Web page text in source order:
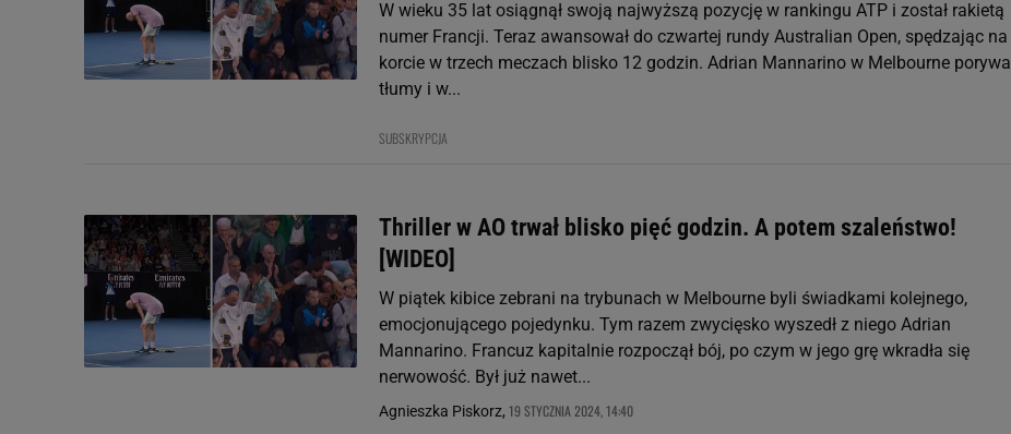
W wieku 35 lat osiągnął swoją najwyższą pozycję w rankingu ATP i został rakietą
numer Francji. Teraz awansował do czwartej rundy Australian Open, spędzając na
korcie w trzech meczach blisko 12 godzin. Adrian Mannarino w Melbourne porywa
tłumy i w...
SUBSKRYPCJA
Thriller w AO trwał blisko pięć godzin. A potem szaleństwo!
[WIDEO]
W piątek kibice zebrani na trybunach w Melbourne byli świadkami kolejnego,
emocjonującego pojedynku. Tym razem zwycięsko wyszedł z niego Adrian
Mannarino. Francuz kapitalnie rozpoczął bój, po czym w jego grę wkradła się
nerwowość. Był już nawet...
Agnieszka Piskorz, 19 STYCZNIA 2024, 14:40